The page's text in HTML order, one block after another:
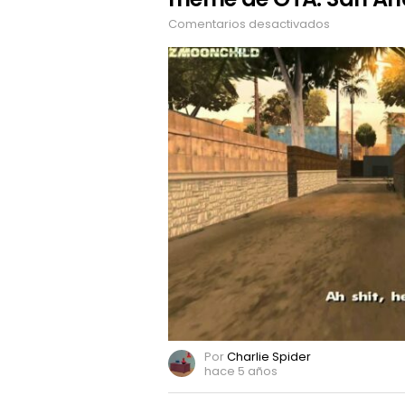
Comentarios desactivados
shit,
here
we
go
again!
Rockstar
remasteriza
meme
de
GTA:
San
Andreas
PorCharlie Spider
hace 5 años